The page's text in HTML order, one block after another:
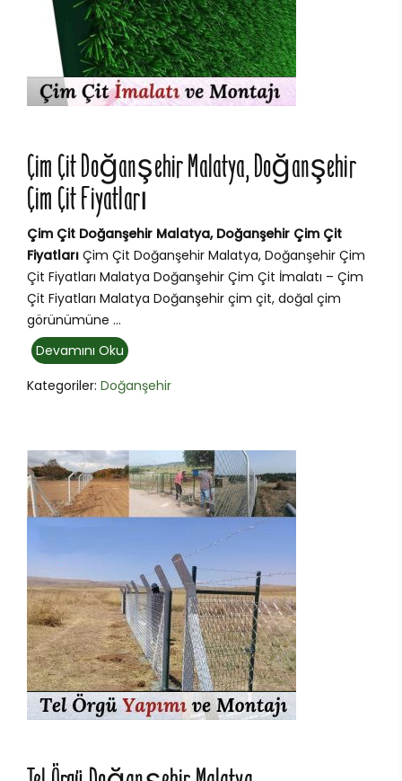
Çim Çit Doğanşehir Malatya, Doğanşehir
Çim Çit Fiyatları
Çim Çit Doğanşehir Malatya, Doğanşehir Çim Çit
Fiyatları Çim Çit Doğanşehir Malatya, Doğanşehir Çim
Çit Fiyatları Malatya Doğanşehir Çim Çit İmalatı – Çim
Çit Fiyatları Malatya Doğanşehir çim çit, doğal çim
görünümüne ...
Devamını Oku
Kategoriler: Doğanşehir